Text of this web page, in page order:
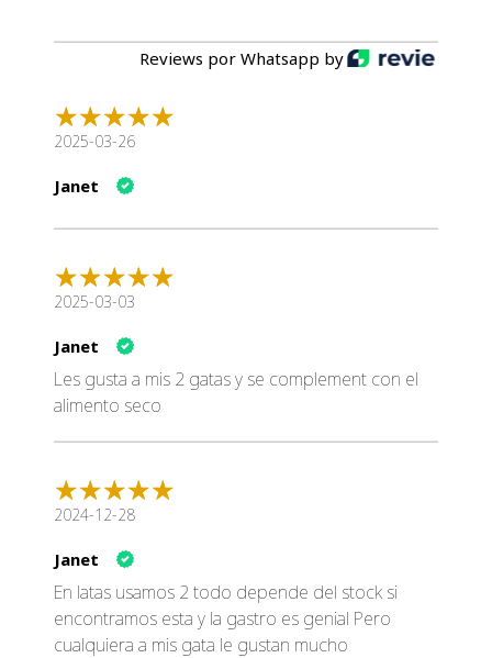
Valor Energético
5.91 MJ/kg
Formato y Uso
Indicación: Ideal para gatos adultos en recuperación.
Consulta a t
Reviews por Whatsapp by
2025-03-26
Janet
2025-03-03
Janet
Les gusta a mis 2 gatas y se complement con el
alimento seco
2024-12-28
Janet
En latas usamos 2 todo depende del stock si
encontramos esta y la gastro es genial Pero
cualquiera a mis gata le gustan mucho